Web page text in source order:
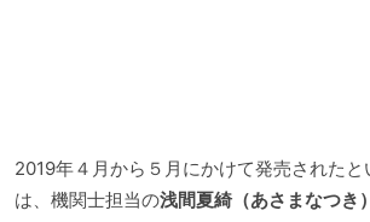
2019年４月から５月にかけて発売された
は、機関士担当の浅間夏綺（あさまなつき）